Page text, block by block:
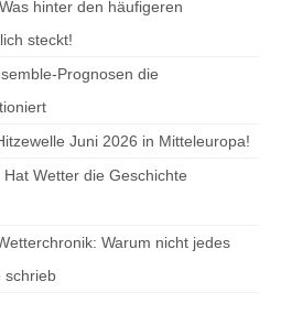
hinter den häufigeren
steckt!
Prognosen die
Juni 2026 in Mitteleuropa!
Wetter die Geschichte
Warum nicht jedes
schrieb